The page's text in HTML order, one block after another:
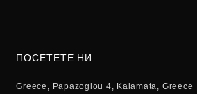
ПОСЕТЕТЕ НИ
Greece, Papazoglou 4, Kalamata, Greece